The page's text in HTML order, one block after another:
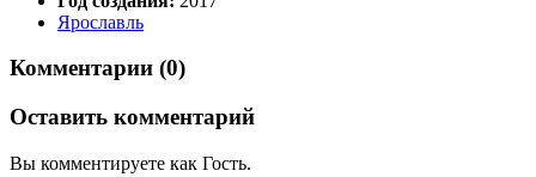
Ярославль
Комментарии (0)
Оставить комментарий
Вы комментируете как Гость.